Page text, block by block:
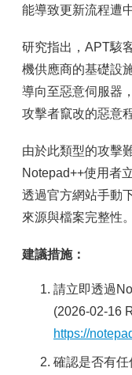
務
源
資
安
專
區
聯
絡
們
能導致更新流程遭
研究指出，APT駭
機供應商的基礎設
導向至惡意伺服器
攻擊者竄改的惡意
由於此類型的攻擊
Notepad++使用者
透過官方網站手動
來源與檔案完整性。
建議措施：
請立即透過
(2026-02-16
https://
確認是否有